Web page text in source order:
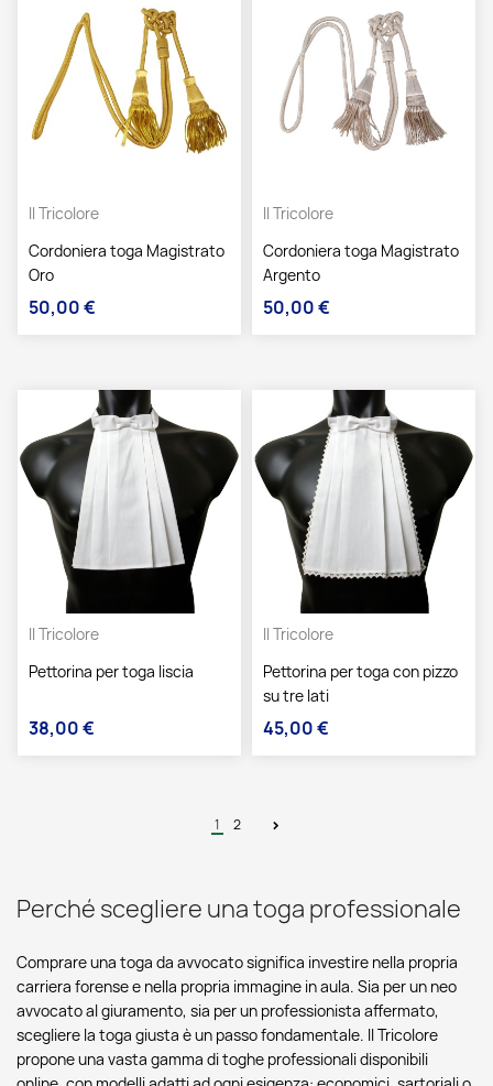
Il Tricolore
Cordoniera toga Magistrato
Oro
Prezzo
50,00 €
Il Tricolore
Cordoniera toga Magistrato
Argento
Prezzo
50,00 €
Il Tricolore
Pettorina per toga liscia
Prezzo
38,00 €
Il Tricolore
Pettorina per toga con pizzo
su tre lati
Prezzo
45,00 €
1 2
Perché scegliere una toga professionale
Comprare una toga da avvocato significa investire nella propria
carriera forense e nella propria immagine in aula. Sia per un neo
avvocato al giuramento, sia per un professionista affermato,
scegliere la toga giusta è un passo fondamentale. Il Tricolore
propone una vasta gamma di toghe professionali disponibili